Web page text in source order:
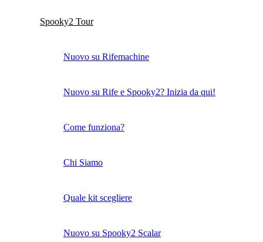
Spooky2 Tour
Nuovo su Rifemachine
Nuovo su Rife e Spooky2? Inizia da qui!
Come funziona?
Chi Siamo
Quale kit scegliere
Nuovo su Spooky2 Scalar